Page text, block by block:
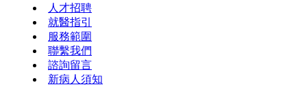
人才招聘
就醫指引
服務範圍
聯繫我們
諮詢留言
新病人須知